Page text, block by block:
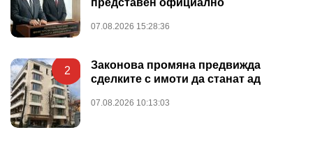
07.08.2026 15:28:36
2
Законова промяна предвижда
сделките с имоти да станат ад
07.08.2026 10:13:03